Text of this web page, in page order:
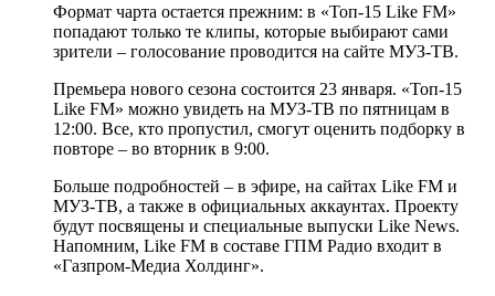
Формат чарта остается прежним: в «Топ-15 Like FM»
попадают только те клипы, которые выбирают сами
зрители – голосование проводится на сайте МУЗ-ТВ.
Премьера нового сезона состоится 23 января. «Топ-15
Like FM» можно увидеть на МУЗ-ТВ по пятницам в
12:00. Все, кто пропустил, смогут оценить подборку в
повторе – во вторник в 9:00.
Больше подробностей – в эфире, на сайтах Like FM и
МУЗ-ТВ, а также в официальных аккаунтах. Проекту
будут посвящены и специальные выпуски Like News.
Напомним, Like FM в составе ГПМ Радио входит в
«Газпром-Медиа Холдинг».